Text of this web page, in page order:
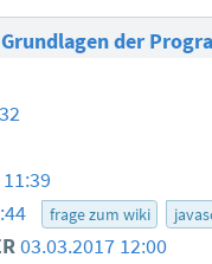
der
frage zum wiki
03.03.2017 12:00